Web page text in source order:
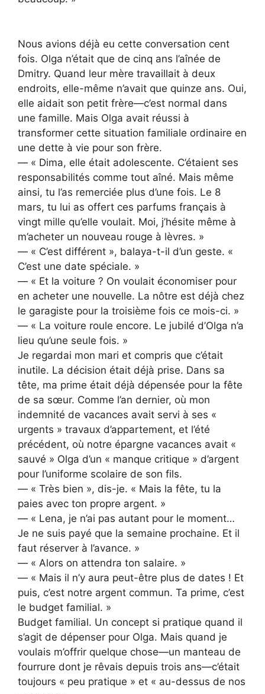
Nous avions déjà eu cette conversation cent
fois. Olga n’était que de cinq ans l’aînée de
Dmitry. Quand leur mère travaillait à deux
endroits, elle-même n’avait que quinze ans. Oui,
elle aidait son petit frère—c’est normal dans
une famille. Mais Olga avait réussi à
transformer cette situation familiale ordinaire en
une dette à vie pour son frère.
— « Dima, elle était adolescente. C’étaient ses
responsabilités comme tout aîné. Mais même
ainsi, tu l’as remerciée plus d’une fois. Le 8
mars, tu lui as offert ces parfums français à
vingt mille qu’elle voulait. Moi, j’hésite même à
m’acheter un nouveau rouge à lèvres. »
— « C’est différent », balaya-t-il d’un geste. «
C’est une date spéciale. »
— « Et la voiture ? On voulait économiser pour
en acheter une nouvelle. La nôtre est déjà chez
le garagiste pour la troisième fois ce mois-ci. »
— « La voiture roule encore. Le jubilé d’Olga n’a
lieu qu’une seule fois. »
Je regardai mon mari et compris que c’était
inutile. La décision était déjà prise. Dans sa
tête, ma prime était déjà dépensée pour la fête
de sa sœur. Comme l’an dernier, où mon
indemnité de vacances avait servi à ses «
urgents » travaux d’appartement, et l’été
précédent, où notre épargne vacances avait «
sauvé » Olga d’un « manque critique » d’argent
pour l’uniforme scolaire de son fils.
— « Très bien », dis-je. « Mais la fête, tu la
paies avec ton propre argent. »
— « Lena, je n’ai pas autant pour le moment…
Je ne suis payé que la semaine prochaine. Et il
faut réserver à l’avance. »
— « Alors on attendra ton salaire. »
— « Mais il n’y aura peut-être plus de dates ! Et
puis, c’est notre argent commun. Ta prime, c’est
le budget familial. »
Budget familial. Un concept si pratique quand il
s’agit de dépenser pour Olga. Mais quand je
voulais m’offrir quelque chose—un manteau de
fourrure dont je rêvais depuis trois ans—c’était
toujours « peu pratique » et « au-dessus de nos